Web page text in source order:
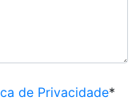
de Privacidade*